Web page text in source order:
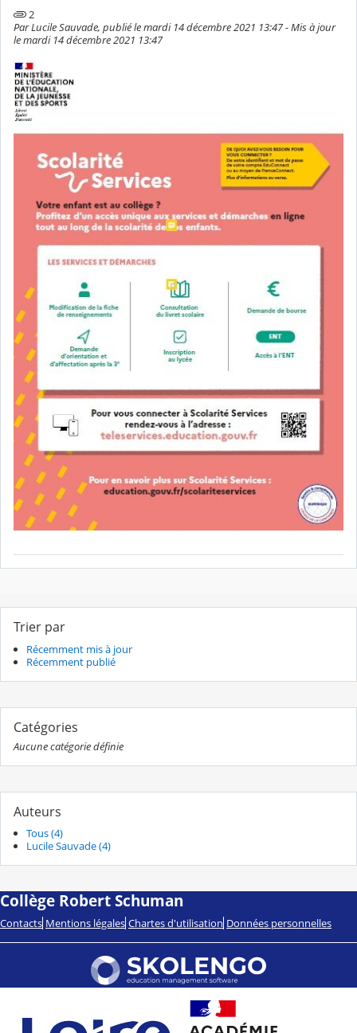
2
Par Lucile Sauvade, publié le mardi 14 décembre 2021 13:47 - Mis à jour
le mardi 14 décembre 2021 13:47
Trier par
Récemment mis à jour
Récemment publié
Catégories
Aucune catégorie définie
Auteurs
Tous (4)
Lucile Sauvade (4)
Collège Robert Schuman
Contacts Mentions légales Chartes d'utilisation Données personnelles